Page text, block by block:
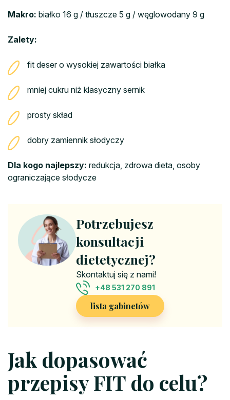
Makro: białko 16 g / tłuszcze 5 g / węglowodany 9 g
Zalety:
fit deser o wysokiej zawartości białka
mniej cukru niż klasyczny sernik
prosty skład
dobry zamiennik słodyczy
Dla kogo najlepszy: redukcja, zdrowa dieta, osoby
ograniczające słodycze
Potrzebujesz
konsultacji
dietetycznej?
Skontaktuj się z nami!
+48 531 270 891
lista gabinetów
Jak dopasować
przepisy FIT do celu?